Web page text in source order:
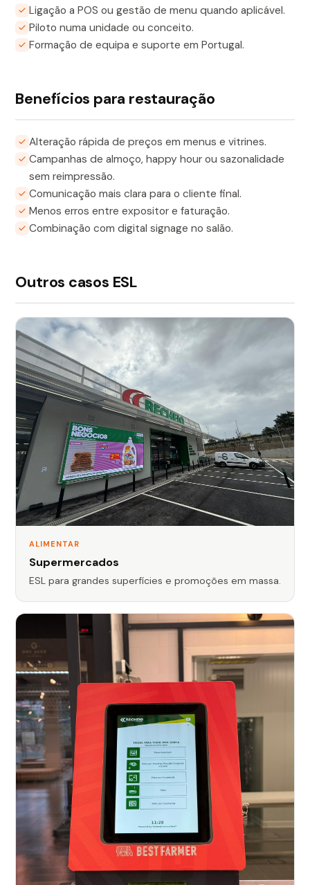
Ligação a POS ou gestão de menu quando aplicável.
Piloto numa unidade ou conceito.
Formação de equipa e suporte em Portugal.
Benefícios para restauração
Alteração rápida de preços em menus e vitrines.
Campanhas de almoço, happy hour ou sazonalidade
sem reimpressão.
Comunicação mais clara para o cliente final.
Menos erros entre expositor e faturação.
Combinação com digital signage no salão.
Outros casos ESL
ALIMENTAR
Supermercados
ESL para grandes superfícies e promoções em massa.